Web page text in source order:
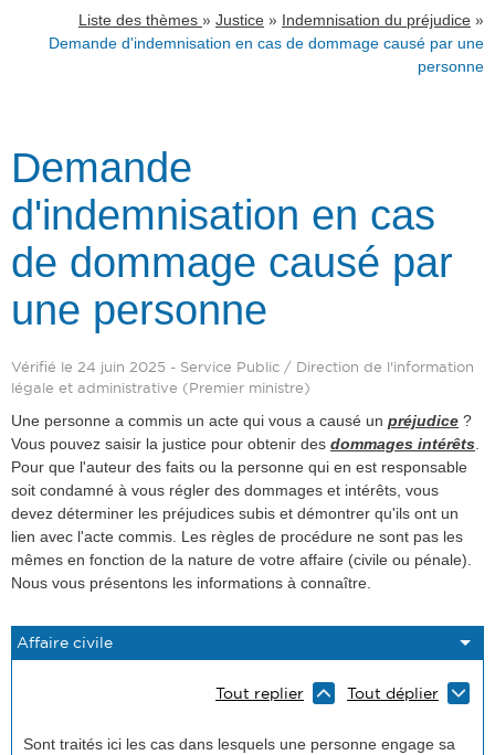
Liste des thèmes » Justice » Indemnisation du préjudice »
Demande d'indemnisation en cas de dommage causé par une
personne
Demande
d'indemnisation en cas
de dommage causé par
une personne
Vérifié le 24 juin 2025 - Service Public / Direction de l'information
légale et administrative (Premier ministre)
Une personne a commis un acte qui vous a causé un préjudice ?
Vous pouvez saisir la justice pour obtenir des dommages intérêts
Pour que l'auteur des faits ou la personne qui en est responsable
soit condamné à vous régler des dommages et intérêts, vous
devez déterminer les préjudices subis et démontrer qu'ils ont un
lien avec l'acte commis. Les règles de procédure ne sont pas les
mêmes en fonction de la nature de votre affaire (civile ou pénale).
Nous vous présentons les informations à connaître.
Tout replier Tout déplier
Sont traités ici les cas dans lesquels une personne engage sa